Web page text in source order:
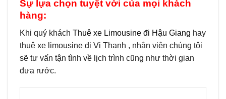
Sự lựa chọn tuyệt vời của mọi khách
hàng:
Khi quý khách Thuê xe Limousine đi Hậu Giang hay
thuê xe limousine đi Vị Thanh , nhân viên chúng tôi
sẽ tư vấn tận tình về lịch trình cũng như thời gian
đưa rước.